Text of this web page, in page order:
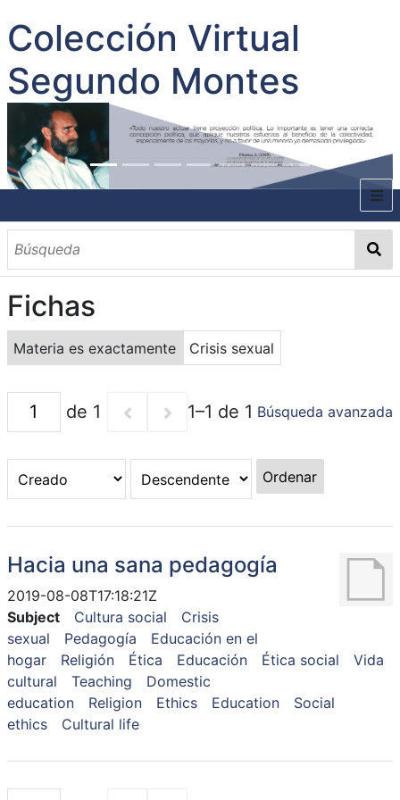
Colección Virtual
Segundo Montes
INICIO
SOBRE EL AUTOR
CONTENIDO
TODOS LOS DOCUMENTOS
CATEGORIAS
OBRAS SOBRE EL AUTOR P. SEGUNDO MONTES
MATERIAS
PALABRAS CLAVES
MULTIMEDIA
Fichas
Materia es exactamente Crisis sexual
de 1 1–1 de 1 Búsqueda avanzada
Ordenar
Hacia una sana pedagogía
2019-08-08T17:18:21Z
Subject
Cultura social
Crisis
sexual
Pedagogía
Educación en el
hogar
Religión Ética Educación Ética social
Vida
cultural
Teaching
Domestic
education
Religion Ethics Education
Social
ethics
Cultural life